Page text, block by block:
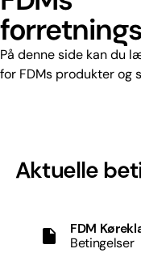
På denne side kan du
for FDMs produkter og
Aktuelle
FDM
Betingelser